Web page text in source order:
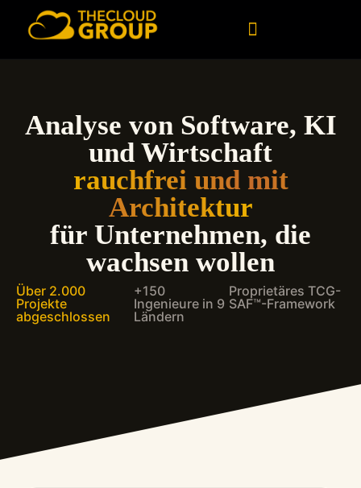
Analyse von Software, KI
und Wirtschaft
rauchfrei und mit
Architektur
für Unternehmen, die
wachsen wollen
Über 2.000
Projekte
abgeschlossen
+150
Ingenieure in 9
Ländern
Proprietäres TCG-
SAF™-Framework